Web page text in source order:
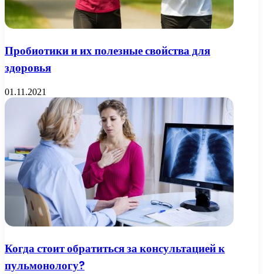
Пробиотики и их полезные свойства для
здоровья
01.11.2021
Когда стоит обратиться за консультацией к
пульмонологу?